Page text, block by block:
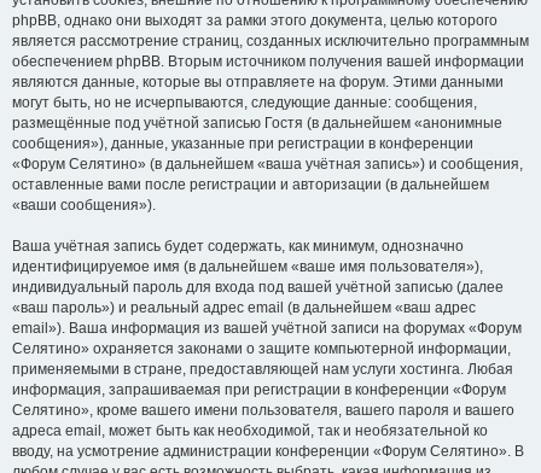
phpBB, однако они выходят за рамки этого документа, целью которого
является рассмотрение страниц, созданных исключительно программным
обеспечением phpBB. Вторым источником получения вашей информации
являются данные, которые вы отправляете на форум. Этими данными
могут быть, но не исчерпываются, следующие данные: сообщения,
размещённые под учётной записью Гостя (в дальнейшем «анонимные
сообщения»), данные, указанные при регистрации в конференции
«Форум Селятино» (в дальнейшем «ваша учётная запись») и сообщения,
оставленные вами после регистрации и авторизации (в дальнейшем
«ваши сообщения»).
Ваша учётная запись будет содержать, как минимум, однозначно
идентифицируемое имя (в дальнейшем «ваше имя пользователя»),
индивидуальный пароль для входа под вашей учётной записью (далее
«ваш пароль») и реальный адрес email (в дальнейшем «ваш адрес
email»). Ваша информация из вашей учётной записи на форумах «Форум
Селятино» охраняется законами о защите компьютерной информации,
применяемыми в стране, предоставляющей нам услуги хостинга. Любая
информация, запрашиваемая при регистрации в конференции «Форум
Селятино», кроме вашего имени пользователя, вашего пароля и вашего
адреса email, может быть как необходимой, так и необязательной ко
вводу, на усмотрение администрации конференции «Форум Селятино». В